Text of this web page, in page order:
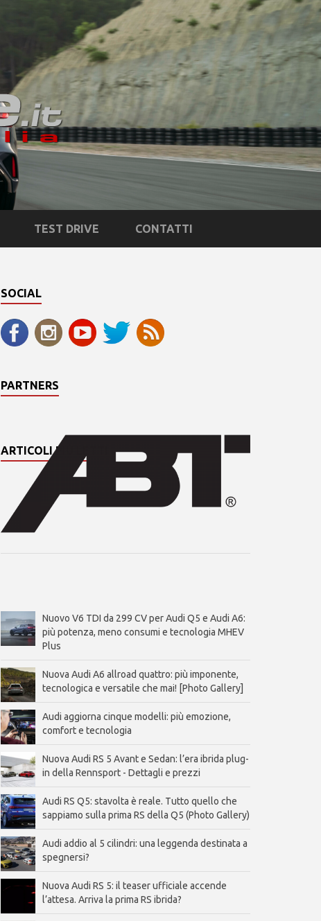
TEST DRIVE CONTATTI
SOCIAL
PARTNERS
ARTICOLI PIÙ LETTI
Nuovo V6 TDI da 299 CV per Audi Q5 e Audi A6:
più potenza, meno consumi e tecnologia MHEV
Plus
Nuova Audi A6 allroad quattro: più imponente,
tecnologica e versatile che mai! [Photo Gallery]
Audi aggiorna cinque modelli: più emozione,
comfort e tecnologia
Nuova Audi RS 5 Avant e Sedan: l’era ibrida plug-
in della Rennsport - Dettagli e prezzi
Audi RS Q5: stavolta è reale. Tutto quello che
sappiamo sulla prima RS della Q5 (Photo Gallery)
Audi addio al 5 cilindri: una leggenda destinata a
spegnersi?
Nuova Audi RS 5: il teaser ufficiale accende
l’attesa. Arriva la prima RS ibrida?